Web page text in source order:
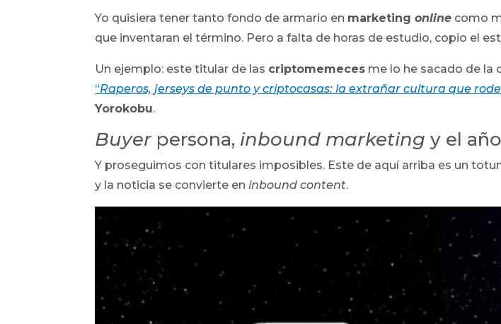
Yo quisiera tener tanto fondo de armario en marketingonline como
que inventaran el término. Pero a falta de horas de estudio, copio el
Un ejemplo: este titular de las criptomemeces me lo he sacado de la
“Raperos, jerseys de punto y criptocasas: la extrañar cultura que
Yorokobu.
Buyer persona, inbound marketing y el
Y proseguimos con titulares imposibles. Este de aquí arriba es un
y la noticia se convierte en inbound content.